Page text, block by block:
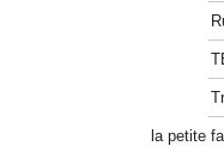
la petite